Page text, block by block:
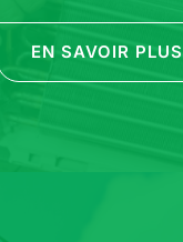
EN SAVOIR PLUS